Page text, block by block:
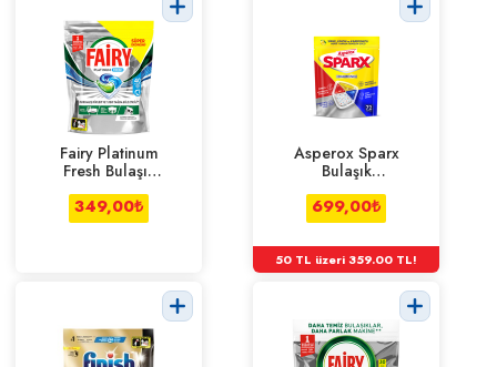
Fairy Platinum
Fresh Bulaşık
Makinesi Kapsül
40'lı
349,00₺
Asperox Sparx
Bulaşık
Makinası
Kapsülü 72'li
699,00₺
50 TL üzeri 359.00 TL!